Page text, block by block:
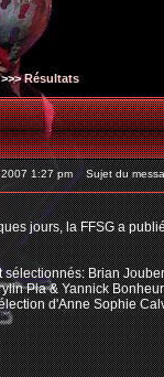
Résultats
1:27 pm Sujet du
jours, la FFSG a
Brian
Pla & Yannick
d'Anne Sophie